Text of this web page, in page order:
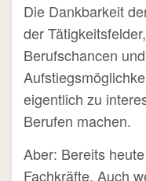
Die Dankbarkeit
der
Berufschancen
eigentlich zu
Berufen machen.
Aber: Bereits
Fachkräfte. Auch